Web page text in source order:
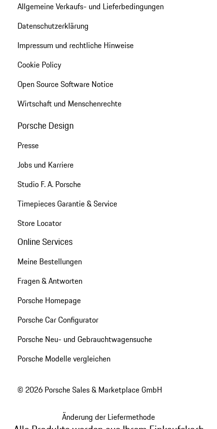
Allgemeine Verkaufs- und Lieferbedingungen
Datenschutzerklärung
Impressum und rechtliche Hinweise
Cookie Policy
Open Source Software Notice
Wirtschaft und Menschenrechte
Porsche Design
Presse
Jobs und Karriere
Studio F. A. Porsche
Timepieces Garantie & Service
Store Locator
Online Services
Meine Bestellungen
Fragen & Antworten
Porsche Homepage
Porsche Car Configurator
Porsche Neu- und Gebrauchtwagensuche
Porsche Modelle vergleichen
© 2026 Porsche Sales & Marketplace GmbH
Änderung der Liefermethode